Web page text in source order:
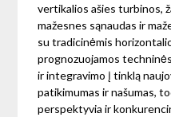
vertikalios ašies turbinos,
mažesnes sąnaudas ir
su tradicinėmis
prognozuojamos
ir integravimo į tinklą
patikimumas ir našumas,
perspektyvia ir